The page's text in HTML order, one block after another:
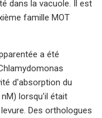
dans la vacuole. Il est
famille MOT
a été
d'absorption du
lorsqu'il était
Des orthologues